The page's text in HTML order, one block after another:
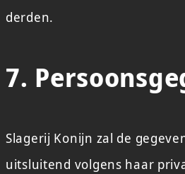
derden.
7.
Slagerij Konijn zal de
uitsluitend volgens haar